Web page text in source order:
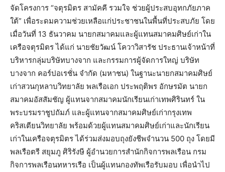
จัดโครงการ “จตุรมิตร สามัคคี รวมใจ ช่วยผู้ประสบอุทกภัยภาค
ใต้” เพื่อระดมความช่วยเหลือแก่ประชาชนในพื้นที่ประสบภัย โดย
เมื่อวันที่ 13 ธันวาคม นายกสมาคมและผู้แทนสมาคมศิษย์เก่าใน
เครือจตุรมิตร ได้แก่ นายชัยวัฒน์ โควาวิสารัช ประธานเจ้าหน้าที่
บริหารกลุ่มบริษัทบางจาก และกรรมการผู้จัดการใหญ่ บริษัท
บางจาก คอร์ปอเรชั่น จำกัด (มหาชน) ในฐานะนายกสมาคมศิษย์
เก่าสวนกุหลาบวิทยาลัย พลเรือเอก ประพฤติพร อักษรมัต นายก
สมาคมอัสสัมชัญ ผู้แทนจากสมาคมนักเรียนเก่าเทพศิรินทร์ ใน
พระบรมราชูปถัมภ์ และผู้แทนจากสมาคมศิษย์เก่ากรุงเทพ
คริสเตียนวิทยาลัย พร้อมด้วยผู้แทนสมาคมศิษย์เก่าและนักเรียน
เก่าในเครือจตุรมิตร ได้ร่วมส่งมอบถุงยังชีพจำนวน 500 ถุง โดยมี
พลเรือตรี สยุมภู ศิริรังษี ผู้อำนวยการสำนักกิจการพลเรือน กรม
กิจการพลเรือนทหารเรือ เป็นผู้แทนกองทัพเรือรับมอบ เพื่อนำไป